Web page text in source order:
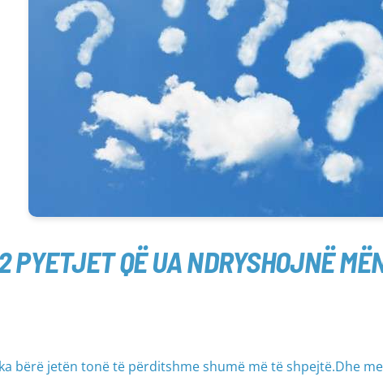
PYETJET QË UA NDRYSHOJNË
bërë jetën tonë të përditshme shumë më të shpejtë.Dhe